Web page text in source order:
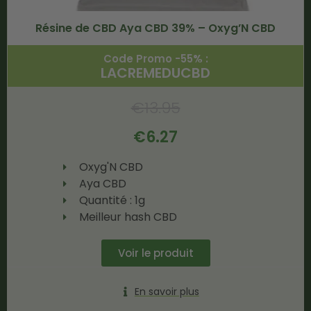
Résine de CBD Aya CBD 39% – Oxyg’N CBD
Code Promo -55% :
LACREMEDUCBD
€6.27
Oxyg'N CBD
Aya CBD
Quantité : 1g
Meilleur hash CBD
Voir le produit
En savoir plus